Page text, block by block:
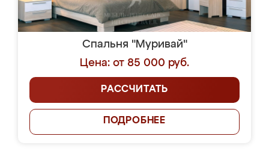
Спальня "Муривай"
Цена: от 85 000 руб.
РАССЧИТАТЬ
ПОДРОБНЕЕ